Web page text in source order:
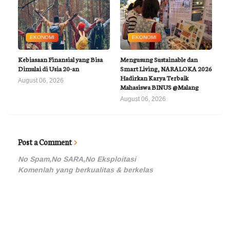
EKONOMI
Kebiasaan Finansial yang Bisa
Dimulai di Usia 20-an
August 06, 2026
EKONOMI
Mengusung Sustainable dan
Smart Living, NARALOKA 2026
Hadirkan Karya Terbaik
Mahasiswa BINUS @Malang
August 06, 2026
Post a Comment
No Spam,No SARA,No Eksploitasi
Komenlah yang berkualitas & berkelas